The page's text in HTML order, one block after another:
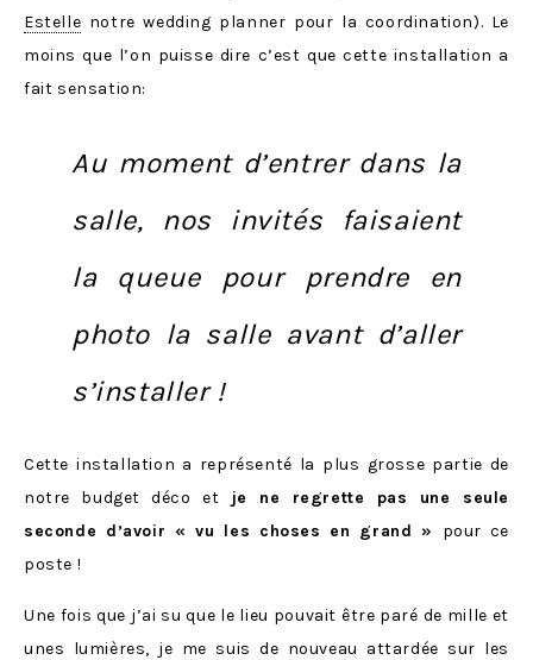
Estelle notre wedding planner pour la coordination). Le
moins que l’on puisse dire c’est que cette installation a
fait sensation:
Au moment d’entrer dans la
salle, nos invités faisaient
la queue pour prendre en
photo la salle avant d’aller
s’installer !
Cette installation a représenté la plus grosse partie de
notre budget déco et
je ne regrette pas une seule
seconde d’avoir « vu les choses en grand » pour ce
poste !
Une fois que j’ai su que le lieu pouvait être paré de mille et
unes lumières, je me suis de nouveau attardée sur les